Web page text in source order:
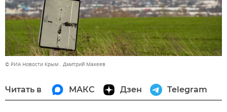
© РИА Новости Крым . Дмитрий Макеев
Читать в МАКС Дзен Telegram